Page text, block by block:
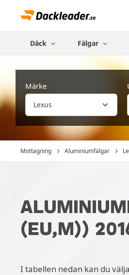
Däck Fälgar
Märke
Mottagning Aluminiumfälgar
(EU,M))
I tabellen nedan kan du